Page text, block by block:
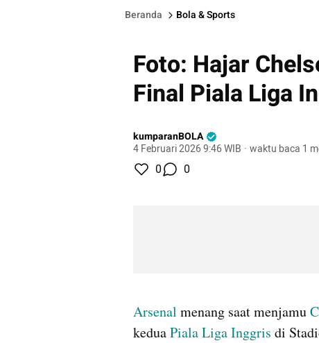
Beranda Bola & Sports
Foto: Hajar
Final Piala Liga
kumparanBOLA
4 Februari 2026 9:46 WIB · waktu baca 1
0 0
Arsenal menang saat menjamu
kedua Piala Liga Inggris di